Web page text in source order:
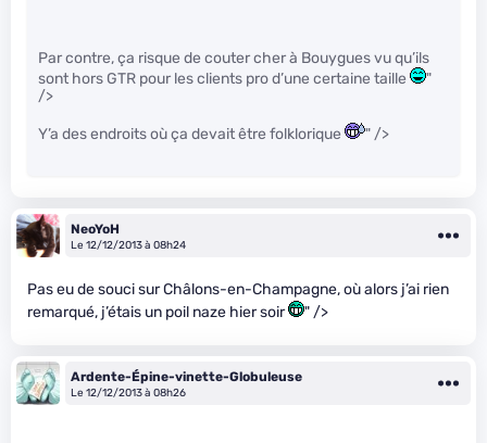
Par contre, ça risque de couter cher à Bouygues vu qu’ils
sont hors GTR pour les clients pro d’une certaine taille
"
/>
Y’a des endroits où ça devait être folklorique " />
NeoYoH
Le 12/12/2013 à 08h24
Pas eu de souci sur Châlons-en-Champagne, où alors j’ai rien
remarqué, j’étais un poil naze hier soir
" />
Ardente-Épine-vinette-Globuleuse
Le 12/12/2013 à 08h26